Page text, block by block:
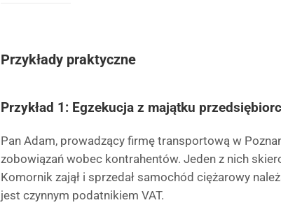
Przykłady praktyczne
Przykład 1: Egzekucja z majątku
Pan Adam, prowadzący firmę transportową w
zobowiązań wobec kontrahentów. Jeden z nich
Komornik zajął i sprzedał samochód ciężarowy
jest czynnym podatnikiem VAT.